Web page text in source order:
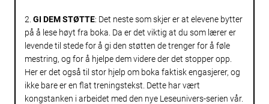
2. GI DEM STØTTE: Det neste som skjer er at elevene bytter
på å lese høyt fra boka. Da er det viktig at du som lærer er
levende til stede for å gi den støtten de trenger for å føle
mestring, og for å hjelpe dem videre der det stopper opp.
Her er det også til stor hjelp om boka faktisk engasjerer, og
ikke bare er en flat treningstekst. Dette har vært
kongstanken i arbeidet med den nye Leseunivers-serien vår.